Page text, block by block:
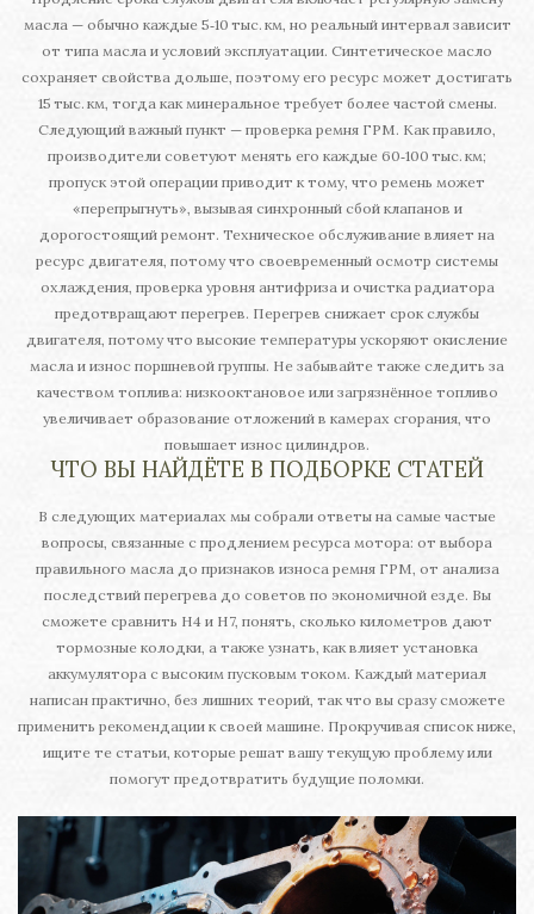
масла — обычно каждые 5‑10 тыс. км, но реальный интервал зависит
от типа масла и условий эксплуатации. Синтетическое масло
сохраняет свойства дольше, поэтому его ресурс может достигать
15 тыс. км, тогда как минеральное требует более частой смены.
Следующий важный пункт — проверка ремня ГРМ. Как правило,
производители советуют менять его каждые 60‑100 тыс. км;
пропуск этой операции приводит к тому, что ремень может
«перепрыгнуть», вызывая синхронный сбой клапанов и
дорогостоящий ремонт. Техническое обслуживание влияет на
ресурс двигателя, потому что своевременный осмотр системы
охлаждения, проверка уровня антифриза и очистка радиатора
предотвращают перегрев. Перегрев снижает срок службы
двигателя, потому что высокие температуры ускоряют окисление
масла и износ поршневой группы. Не забывайте также следить за
качеством топлива: низкооктановое или загрязнённое топливо
увеличивает образование отложений в камерах сгорания, что
повышает износ цилиндров.
ЧТО ВЫ НАЙДЁТЕ В ПОДБОРКЕ СТАТЕЙ
В следующих материалах мы собрали ответы на самые частые
вопросы, связанные с продлением ресурса мотора: от выбора
правильного масла до признаков износа ремня ГРМ, от анализа
последствий перегрева до советов по экономичной езде. Вы
сможете сравнить H4 и H7, понять, сколько километров дают
тормозные колодки, а также узнать, как влияет установка
аккумулятора с высоким пусковым током. Каждый материал
написан практично, без лишних теорий, так что вы сразу сможете
применить рекомендации к своей машине. Прокручивая список ниже,
ищите те статьи, которые решат вашу текущую проблему или
помогут предотвратить будущие поломки.